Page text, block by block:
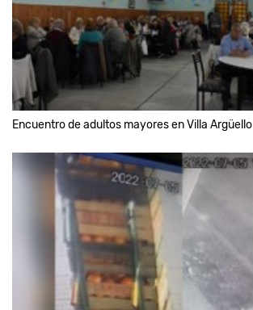
Encuentro de adultos mayores en Villa Argüello